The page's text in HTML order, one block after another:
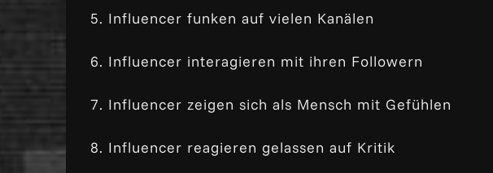
5. Influencer funken auf vielen Kanälen
6. Influencer interagieren mit ihren Followern
7. Influencer zeigen sich als Mensch mit Gefühlen
8. Influencer reagieren gelassen auf Kritik